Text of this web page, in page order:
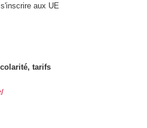
aux UE
tarifs